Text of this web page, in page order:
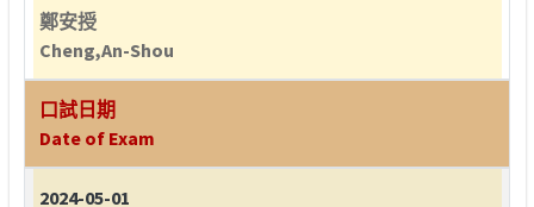
鄭安授
Cheng,An-Shou
口試日期
Date of Exam
2024-05-01